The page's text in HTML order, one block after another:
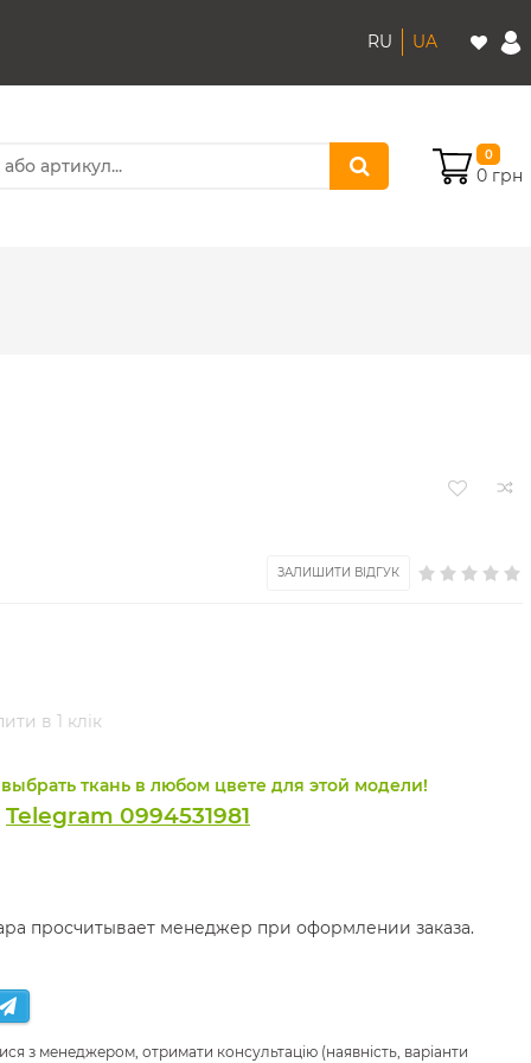
RU UA
0
0 грн
ЗАЛИШИТИ ВІДГУК
в 1 клік
ткань в любом цвете для этой модели!
Telegram 0994531981
просчитывает менеджер при оформлении заказа.
з менеджером, отримати консультацію (наявність, варіанти